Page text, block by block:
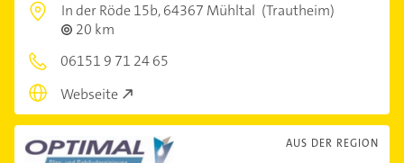
In der Röde 15b,64367 Mühltal (Trautheim)
20 km
06151 9 71 24 65
Webseite
AUS DER REGION